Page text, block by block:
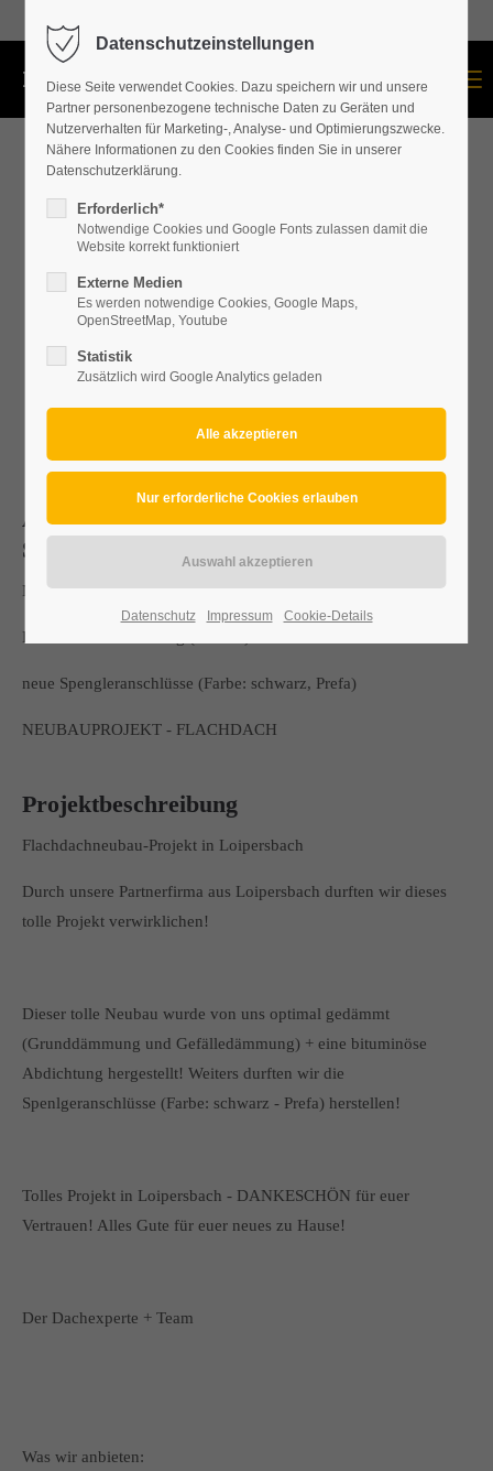
Abdichtungsarbeiten, inkl.
Spenglerarbeiten bei einem Flachdach
Neubauprojekt Flachdach - neues Flachdach in Loipersbach
Bituminöse Abdichtung (Bauder)
neue Spengleranschlüsse (Farbe: schwarz, Prefa)
NEUBAUPROJEKT - FLACHDACH
Projektbeschreibung
Flachdachneubau-Projekt in Loipersbach
Durch unsere Partnerfirma aus Loipersbach durften wir dieses
tolle Projekt verwirklichen!
Dieser tolle Neubau wurde von uns optimal gedämmt
(Grunddämmung und Gefälledämmung) + eine bituminöse
Abdichtung hergestellt! Weiters durften wir die
Spenlgeranschlüsse (Farbe: schwarz - Prefa) herstellen!
Tolles Projekt in Loipersbach - DANKESCHÖN für euer
Vertrauen! Alles Gute für euer neues zu Hause!
Der Dachexperte + Team
Was wir anbieten:
Datenschutzeinstellungen
Diese Seite verwendet Cookies. Dazu speichern wir und unsere
Partner personenbezogene technische Daten zu Geräten und
Nutzerverhalten für Marketing-, Analyse- und Optimierungszwecke.
Nähere Informationen zu den Cookies finden Sie in unserer
Datenschutzerklärung.
Erforderlich*
Notwendige Cookies und Google Fonts zulassen damit die
Website korrekt funktioniert
Externe Medien
Es werden notwendige Cookies, Google Maps,
OpenStreetMap, Youtube
Statistik
Zusätzlich wird Google Analytics geladen
Datenschutz Impressum Cookie-Details